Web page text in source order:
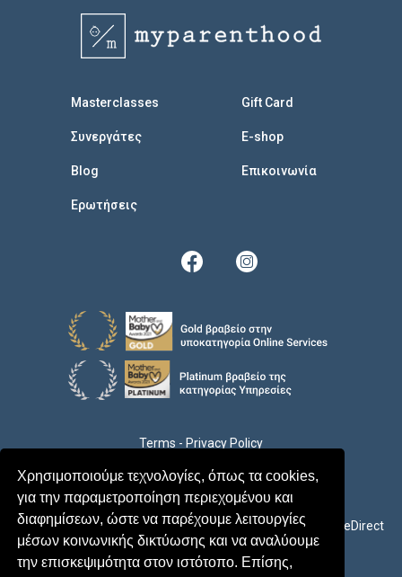
Χρησιμοποιούμε τεχνολογίες, όπως τα cookies,
για την παραμετροποίηση περιεχομένου και
διαφημίσεων, ώστε να παρέχουμε λειτουργίες
μέσων κοινωνικής δικτύωσης και να αναλύουμε
την επισκεψιμότητα στον ιστότοπο. Επίσης,
Masterclasses
Συνεργάτες
Blog
Eρωτήσεις
Gift Card
E-shop
Επικοινωνία
© 2026 MyParenthood - All rights reserved
Terms - Privacy Policy
Development byYes Internet Design by CareDirect